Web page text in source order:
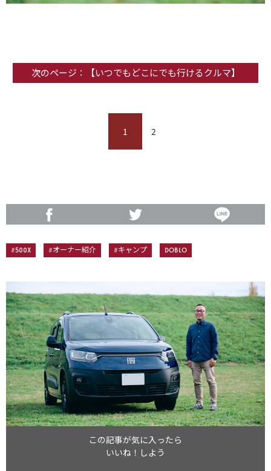
次のページ：【いつでもどこにでも行けるクルマ】
1 2
#500X #オーナー紹介 #キャンプ Doblo
この記事が気に入ったら
いいね！しよう